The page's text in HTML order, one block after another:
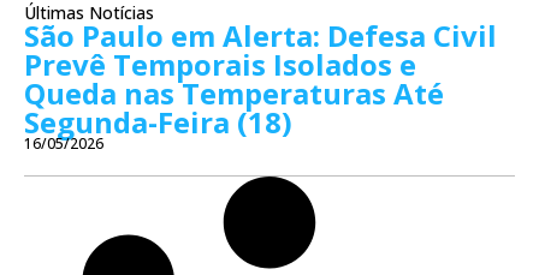
Últimas Notícias
São Paulo em Alerta: Defesa Civil
Prevê Temporais Isolados e
Queda nas Temperaturas Até
Segunda-Feira (18)
16/05/2026